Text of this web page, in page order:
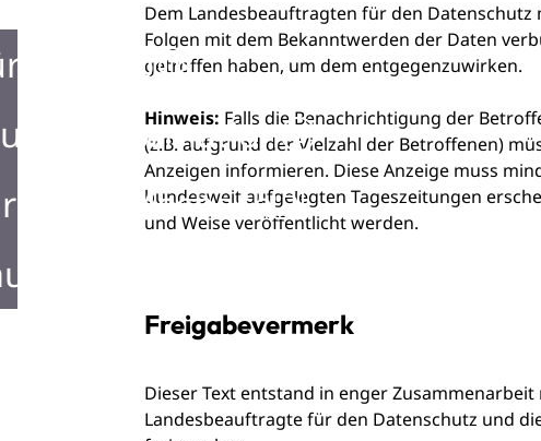
Information
in Mosbach
in Mosbach
Dem Landesbeauftragten für den
Folgen mit dem Bekanntwerden der Daten
getroffen haben, um dem entgegenzuwirken.
Hinweis: Falls die Benachrichtigung der
(z.B. aufgrund der Vielzahl der Betroffenen)
Anzeigen informieren. Diese Anzeige muss
bundesweit aufgelegten Tageszeitungen
und Weise veröffentlicht werden.
Freigabevermerk
Dieser Text entstand in enger
Landesbeauftragte für den Datenschutz und